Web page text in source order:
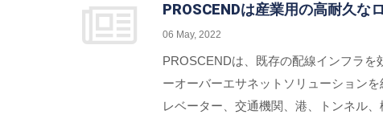
PROSCENDは産業用の高耐久な
06 May, 2022
PROSCENDは、既存の配線インフラ
ーオーバーエサネットソリューション
レベーター、交通機関、港、トンネル